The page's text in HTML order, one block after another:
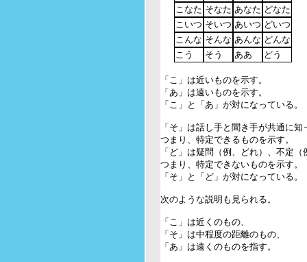
こなた そなた あなた どなた
こいつ そいつ あいつ どいつ
こんな そんな あんな どんな
こう
そう ああ どう
「こ」は近いものを示す。
「あ」は遠いものを示す。
「こ」と「あ」が対になっている。
「そ」は話し手と聞き手が共通に
つまり、特定できるものを示す。
「ど」は疑問（例、どれ）、不定
つまり、特定できないものを示す。
「そ」と「ど」が対になっている。
次のような説明も見られる。
「こ」は近くのもの、
「そ」は中程度の距離のもの、
「あ」は遠くのものを指す。